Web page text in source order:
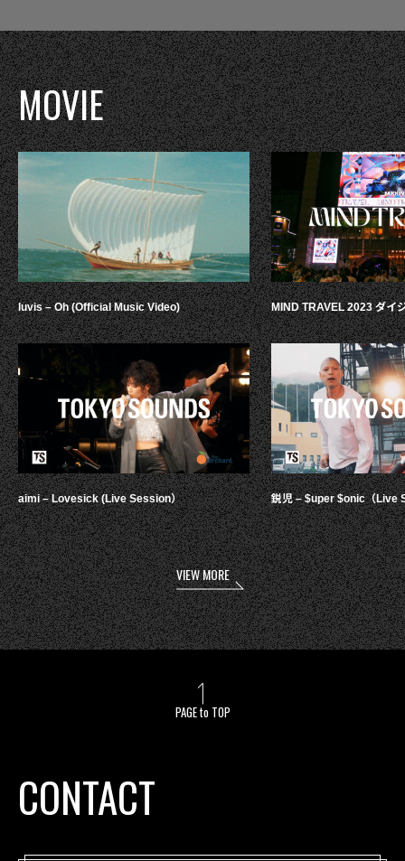
MOVIE
luvis – Oh (Official Music Video)
aimi – Lovesick (Live Session）
MIND TRAVEL 2023 ダイ
鋭児 – $uper $onic（Live
VIEW MORE
PAGE to TOP
CONTACT